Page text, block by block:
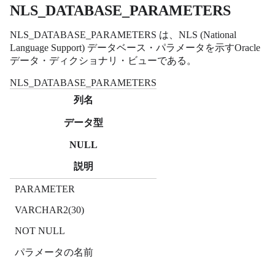
NLS_DATABASE_PARAMETERS
NLS_DATABASE_PARAMETERS は、NLS (National
Language Support) データベース・パラメータを示すOracle
データ・ディクショナリ・ビューである。
NLS_DATABASE_PARAMETERS
列名
データ型
NULL
説明
PARAMETER
VARCHAR2(30)
NOT NULL
パラメータの名前